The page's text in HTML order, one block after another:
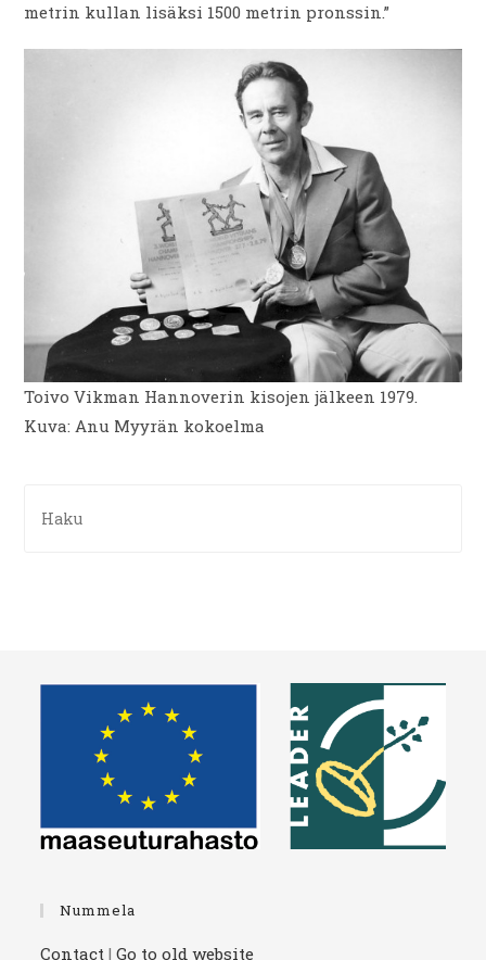
metrin kullan lisäksi 1500 metrin pronssin.”
Toivo Vikman Hannoverin kisojen jälkeen 1979.
Kuva: Anu Myyrän kokoelma
Nummela
Contact |Go to old website